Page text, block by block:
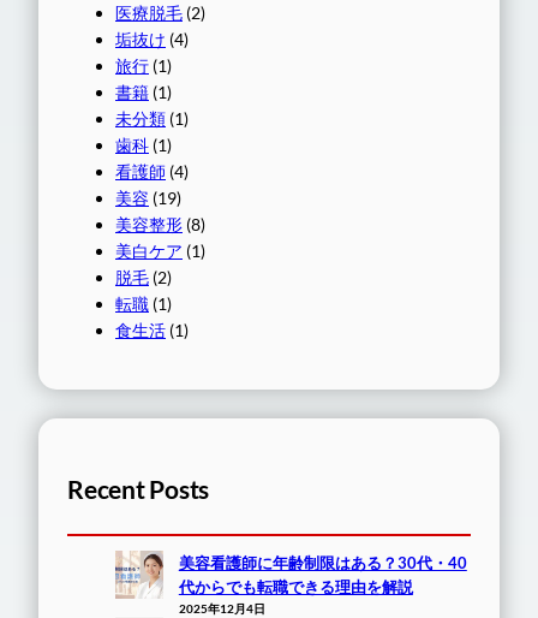
医療脱毛 (2)
垢抜け (4)
旅行 (1)
書籍 (1)
未分類 (1)
歯科 (1)
看護師 (4)
美容 (19)
美容整形 (8)
美白ケア (1)
脱毛 (2)
転職 (1)
食生活 (1)
Recent Posts
美容看護師に年齢制限はある？30代・40
代からでも転職できる理由を解説
2025年12月4日